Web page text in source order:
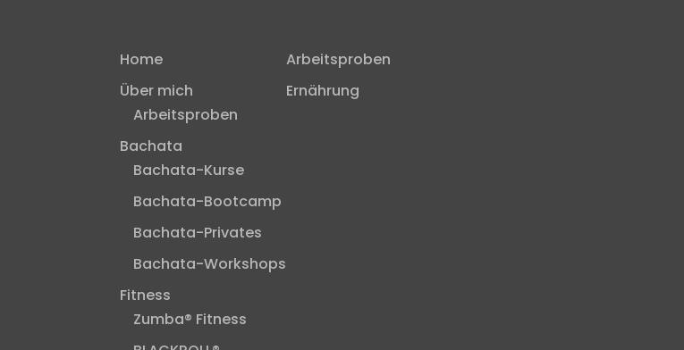
Home
Über mich
Arbeitsproben
Bachata
Bachata-Kurse
Bachata-Bootcamp
Bachata-Privates
Bachata-Workshops
Fitness
Zumba® Fitness
Arbeitsproben
Ernährung